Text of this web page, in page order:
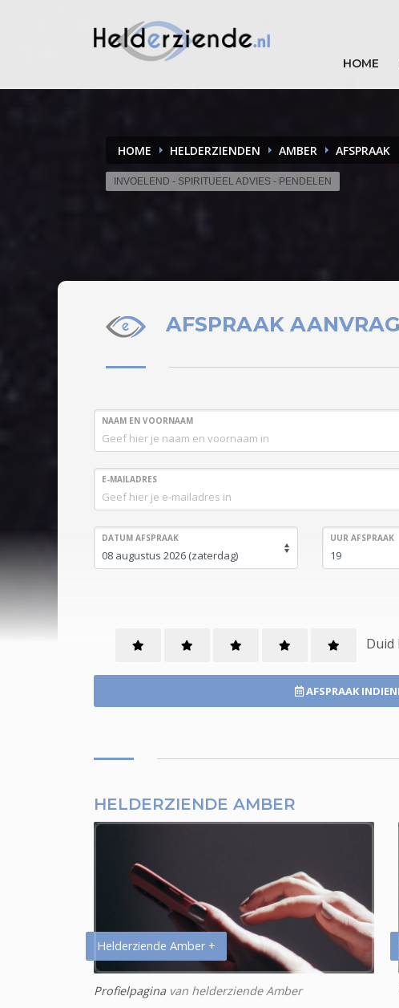
HOME
HOME HELDERZIENDEN AMBER AFSPRAAK
INVOELEND - SPIRITUEEL ADVIES - PENDELEN
AFSPRAAK
NAAM EN VOORNAAM
E-MAILADRES
DATUM AFSPRAAK UUR AFSPRAAK
Duid
AFSPRAAK
HELDERZIENDE AMBER
Helderziende Amber +
Profielpaginavan helderziende Amber